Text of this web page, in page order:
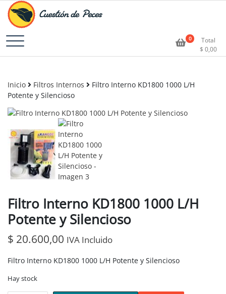
Cuestión de Peces –
Aquarium Supplies
Accesorios e Insumos Para Acuarismo 0
Total
$ 0,00
Inicio Filtros Internos
Filtro Interno KD1800 1000 L/H
Potente y Silencioso
Filtro Interno KD1800 1000 L/H
Potente y Silencioso
$ 20.600,00 IVA Incluido
Filtro Interno KD1800 1000 L/H Potente y Silencioso
Hay stock